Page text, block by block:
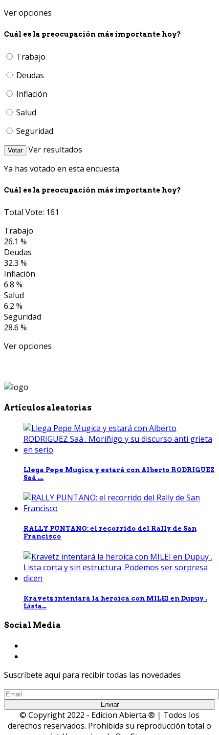
Ver opciones
Cuál es la preocupación más importante hoy?
Trabajo
Deudas
Inflación
Salud
Seguridad
Votar
Ver resultados
Ya has votado en esta encuesta
Cuál es la preocupación más importante hoy?
Total Vote: 161
Trabajo
26.1 %
Deudas
32.3 %
Inflación
6.8 %
Salud
6.2 %
Seguridad
28.6 %
Ver opciones
Artículos aleatorias
Llega Pepe Mugica y estará con Alberto RODRIGUEZ
Saá ....
RALLY PUNTANO: el recorrido del Rally de San
Francisco
Kravetz intentará la heroica con MILEI en Dupuy .
Lista...
Social Media
Suscríbete aquí para recibir todas las novedades
© Copyright 2022 - Edicion Abierta ® | Todos los
derechos reservados. Prohibida su reproducción total o